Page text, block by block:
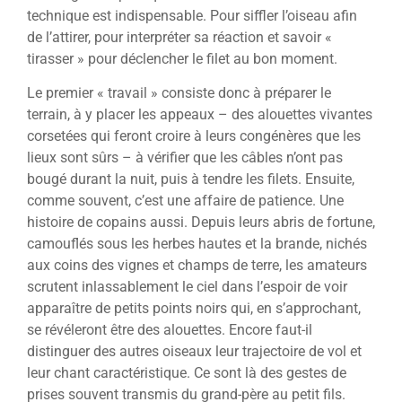
technique est indispensable. Pour siffler l’oiseau afin
de l’attirer, pour interpréter sa réaction et savoir «
tirasser » pour déclencher le filet au bon moment.
Le premier « travail » consiste donc à préparer le
terrain, à y placer les appeaux – des alouettes vivantes
corsetées qui feront croire à leurs congénères que les
lieux sont sûrs – à vérifier que les câbles n’ont pas
bougé durant la nuit, puis à tendre les filets. Ensuite,
comme souvent, c’est une affaire de patience. Une
histoire de copains aussi. Depuis leurs abris de fortune,
camouflés sous les herbes hautes et la brande, nichés
aux coins des vignes et champs de terre, les amateurs
scrutent inlassablement le ciel dans l’espoir de voir
apparaître de petits points noirs qui, en s’approchant,
se révéleront être des alouettes. Encore faut-il
distinguer des autres oiseaux leur trajectoire de vol et
leur chant caractéristique. Ce sont là des gestes de
prises souvent transmis du grand-père au petit fils.